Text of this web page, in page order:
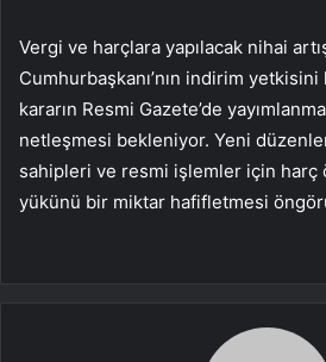
Vergi ve harçlara yapılacak nihai
Cumhurbaşkanı’nın indirim
kararın Resmi Gazete’de
netleşmesi bekleniyor. Yeni
sahipleri ve resmi işlemler için harç
yükünü bir miktar hafifletmesi